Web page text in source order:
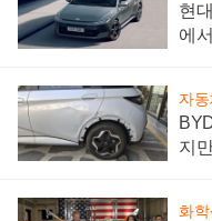
현
에
자동
지
화학